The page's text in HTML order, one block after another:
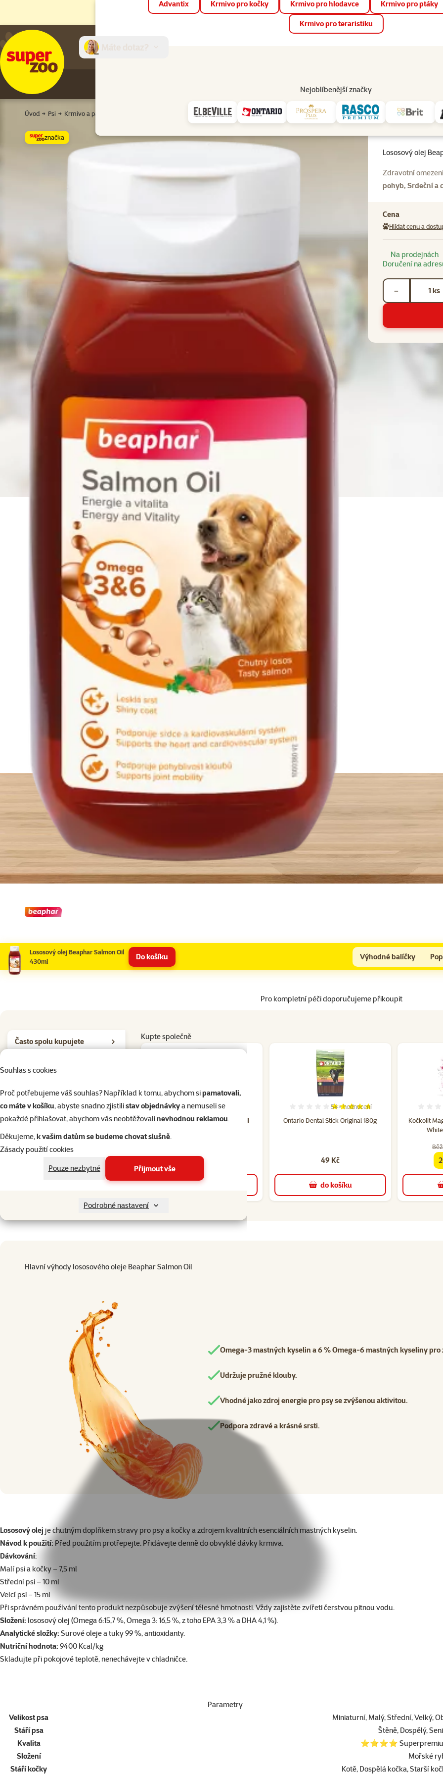
📱 Stáhněte si novou aplikaci Super zoo.Více informací
Souhlas s cookies
Proč potřebujeme váš souhlas? Například k tomu, abychom sipamatovali,
co máte v košíku, abyste snadno zjistilistav objednávkya nemuseli se
pokaždé přihlašovat, abychom vás neobtěžovalinevhodnou reklamou.
Děkujeme,k vašim datům se budeme chovat slušně.
Zásady použití cookies
Pouze nezbytné
Přijmout vše
Podrobné nastavení
Advantix Krmivo pro kočky Krmivo pro hlodavce Krmivo pro ptáky
Krmivo pro teraristiku
Nejoblíbenější značky
Prodejny Služby
Úvod Psi Krmivo a pamlsky Vitamíny a doplňky stravy Lososový olej Beaphar Salmon Oil 430ml
Lososový olej
Zdravotní
pohyb, Srdeční a
Cena
Hlídat cenu a
Na prodejnách
Doručení na
ks
−
značka
Lososový olej Beaphar Salmon Oil
430ml
Do košíku Výhodné balíčky
Pro kompletní péči doporučujeme přikoupit
Často spolu kupujete
Granule pro psy
Maso ve sklenicích
Konzervy a kapsičky pro
psy
Kupte společně
Lososový olej Beaphar Salmon Oil
Hodnocení 98%, počet hodnocení: 9
9×hodnocení
359 Kč
do košíku
Ontario Dental Stick Original 180g
Hodnocení 94%, počet hodnocení:
54×hodnocení
49 Kč
do košíku
Kočkolit
Hlavní výhody lososového oleje Beaphar Salmon Oil
Omega-3 mastných kyselin a 6 % Omega-6 mastných kyseliny pro
Udržuje pružné klouby.
Vhodné jako zdroj energie pro psy se zvýšenou aktivitou.
Podpora zdravé a krásné srsti.
Lososový olej je chutným doplňkem stravy pro psy a kočky a zdrojem kvalitních esenciálních mastných kyselin.
Návod k použití: Před použitím protřepejte. Přidávejte denně do obvyklé dávky krmiva.
Dávkování:
Malí psi a kočky – 7,5 ml
Střední psi – 10 ml
Velcí psi – 15 ml
Při správném používání tento produkt nezpůsobuje zvýšení tělesné hmotnosti. Vždy zajistěte zvířeti čerstvou pitnou vodu.
Složení: lososový olej (Omega 6:15,7 %, Omega 3: 16,5 %, z toho EPA 3,3 % a DHA 4,1 %).
Analytické složky: Surové oleje a tuky 99 %, antioxidanty.
Nutriční hodnota: 9400 Kcal/kg
Skladujte při pokojové teplotě, nenechávejte v chladničce.
Parametry
Velikost psa
Miniaturní, Malý, Střední, Velký,
Stáří psa
Štěně, Dospělý,
Kvalita
⭐⭐⭐⭐
Složení
Mořské
Stáří kočky
Kotě, Dospělá kočka, Starší